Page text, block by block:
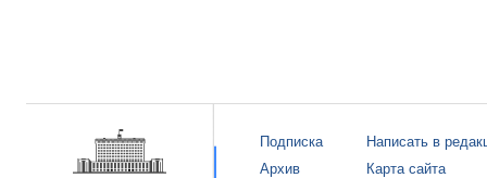
Подписка
Архив
Написать в
Карта сайта